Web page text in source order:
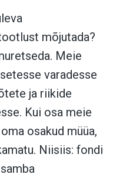
mõjutada?
Meie
varadesse
ja riikide
Kui osa meie
osakud müüa,
Niisiis: fondi